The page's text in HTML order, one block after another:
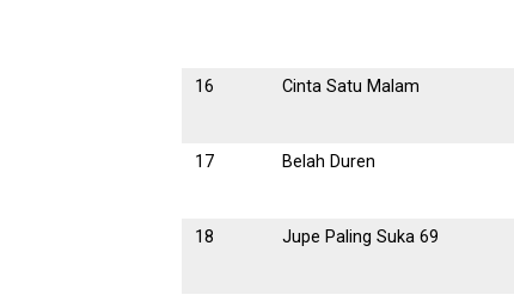
16 Cinta Satu Malam
17 Belah Duren
18 Jupe Paling Suka 69